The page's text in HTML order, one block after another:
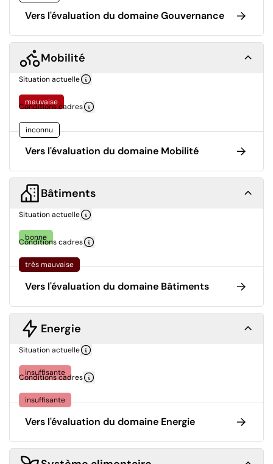
Vers l'évaluation du domaine Gouvernance
Mobilité
Situation actuelle
mauvaise
Conditions cadres
inconnu
Vers l'évaluation du domaine Mobilité
Bâtiments
Situation actuelle
bonne
Conditions cadres
très mauvaise
Vers l'évaluation du domaine Bâtiments
Energie
Situation actuelle
insuffisante
Conditions cadres
insuffisante
Vers l'évaluation du domaine Energie